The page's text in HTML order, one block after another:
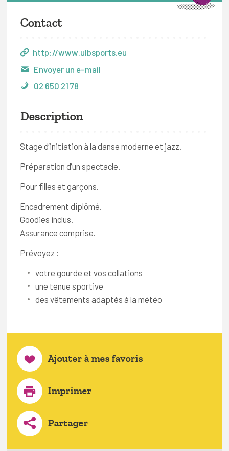
Contact
http://www.ulbsports.eu
Envoyer un e-mail
02 650 21 78
Description
Stage d’initiation à la danse moderne et jazz.
Préparation d’un spectacle.
Pour filles et garçons.
Encadrement diplômé.
Goodies inclus.
Assurance comprise.
Prévoyez :
votre gourde et vos collations
une tenue sportive
des vêtements adaptés à la météo
Ajouter à mes favoris
Imprimer
Partager